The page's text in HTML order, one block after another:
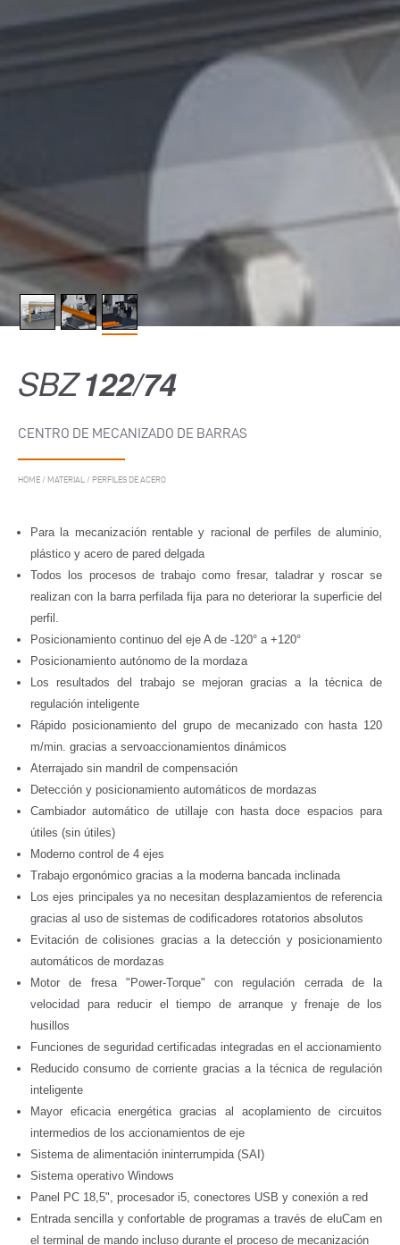
SBZ122/74
CENTRO DE MECANIZADO DE BARRAS
HOME / MATERIAL / PERFILES DE ACERO
Para la mecanización rentable y racional de perfiles de aluminio,
plástico y acero de pared delgada
Todos los procesos de trabajo como fresar, taladrar y roscar se
realizan con la barra perfilada fija para no deteriorar la superficie del
perfil.
Posicionamiento continuo del eje A de -120° a +120°
Posicionamiento autónomo de la mordaza
Los resultados del trabajo se mejoran gracias a la técnica de
regulación inteligente
Rápido posicionamiento del grupo de mecanizado con hasta 120
m/min. gracias a servoaccionamientos dinámicos
Aterrajado sin mandril de compensación
Detección y posicionamiento automáticos de mordazas
Cambiador automático de utillaje con hasta doce espacios para
útiles (sin útiles)
Moderno control de 4 ejes
Trabajo ergonómico gracias a la moderna bancada inclinada
Los ejes principales ya no necesitan desplazamientos de referencia
gracias al uso de sistemas de codificadores rotatorios absolutos
Evitación de colisiones gracias a la detección y posicionamiento
automáticos de mordazas
Motor de fresa "Power-Torque" con regulación cerrada de la
velocidad para reducir el tiempo de arranque y frenaje de los
husillos
Funciones de seguridad certificadas integradas en el accionamiento
Reducido consumo de corriente gracias a la técnica de regulación
inteligente
Mayor eficacia energética gracias al acoplamiento de circuitos
intermedios de los accionamientos de eje
Sistema de alimentación ininterrumpida (SAI)
Sistema operativo Windows
Panel PC 18,5", procesador i5, conectores USB y conexión a red
Entrada sencilla y confortable de programas a través de eluCam en
el terminal de mando incluso durante el proceso de mecanización